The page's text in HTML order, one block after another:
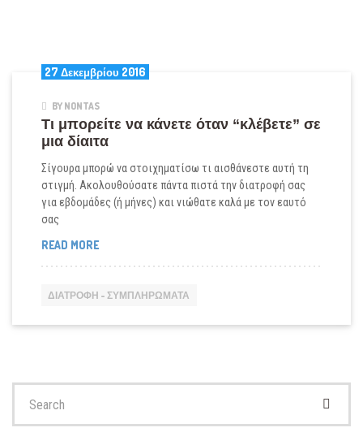
27 Δεκεμβρίου 2016
BY NONTAS
Τι μπορείτε να κάνετε όταν “κλέβετε” σε
μια δίαιτα
Σίγουρα μπορώ να στοιχηματίσω τι αισθάνεστε αυτή τη
στιγμή. Ακολουθούσατε πάντα πιστά την διατροφή σας
για εβδομάδες (ή μήνες) και νιώθατε καλά με τον εαυτό
σας
READ MOREΤΙ
ΚΆΝΕΤΕ
ΔΙΑΤΡΟΦΉ - ΣΥΜΠΛΗΡΏΜΑΤΑ